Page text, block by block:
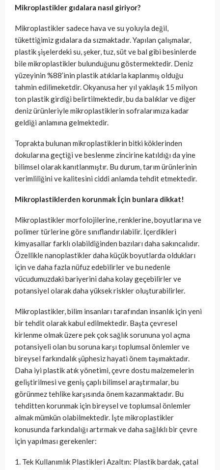
Mikroplastikler gıdalara nasıl giriyor?
Mikroplastikler sadece hava ve su yoluyla değil,
tükettiğimiz gıdalara da sızmaktadır. Yapılan çalışmalar,
plastik şişelerdeki su, şeker, tuz, süt ve bal gibi besinlerde
bile mikroplastikler bulunduğunu göstermektedir. Deniz
yüzeyinin %88’inin plastik atıklarla kaplanmış olduğu
tahmin edilimeketdir. Okyanusa her yıl yaklaşık 15 milyon
ton plastik girdiği belirtilmektedir, bu da balıklar ve diğer
deniz ürünleriyle mikroplastiklerin sofralarımıza kadar
geldiği anlamına gelmektedir.
Toprakta bulunan mikroplastiklerin bitki köklerinden
dokularına geçtiği ve beslenme zincirine katıldığı da yine
bilimsel olarak kanıtlanmıştır. Bu durum, tarım ürünlerinin
verimliliğini ve kalitesini ciddi anlamda tehdit etmektedir.
Mikroplastiklerden korunmak İçin bunlara dikkat!
Mikroplastikler morfolojilerine, renklerine, boyutlarına ve
polimer türlerine göre sınıflandırılabilir. İçerdikleri
kimyasallar farklı olabildiğinden bazıları daha sakıncalıdır.
Özellikle nanoplastikler daha küçük boyutlarda oldukları
için ve daha fazla nüfuz edebilirler ve bu nedenle
vücudumuzdaki bariyerini daha kolay geçebilirler ve
potansiyel olarak daha yüksek riskler oluşturabilirler.
Mikroplastikler, bilim insanları tarafından insanlık için yeni
bir tehdit olarak kabul edilmektedir. Başta çevresel
kirlenme olmak üzere pek çok sağlık sorununa yol açma
potansiyeli olan bu soruna karşı toplumsal önlemler ve
bireysel farkındalık şüphesiz hayati önem taşımaktadır.
Daha iyi plastik atık yönetimi, çevre dostu malzemelerin
geliştirilmesi ve geniş çaplı bilimsel araştırmalar, bu
görünmez tehlike karşısında önem kazanmaktadır. Bu
tehditten korunmak için bireysel ve toplumsal önlemler
almak mümkün olabilmektedir. İşte mikroplastikler
konusunda farkındalığı artırmak ve daha sağlıklı bir çevre
için yapılması gerekenler:
1. Tek Kullanımlık Plastikleri Azaltın: Plastik bardak, çatal